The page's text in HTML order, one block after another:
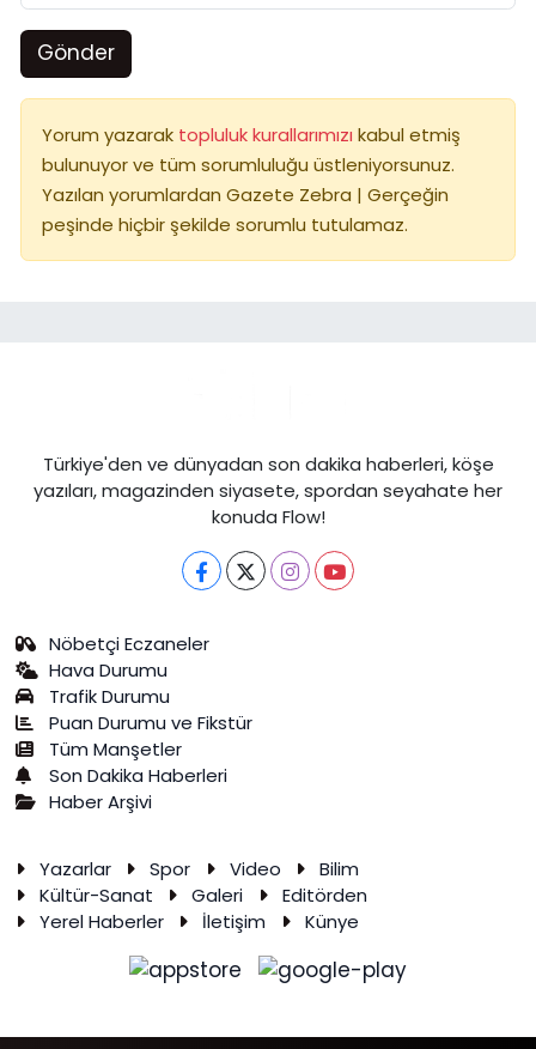
Gönder
Yorum yazarak topluluk kurallarımızı kabul etmiş
bulunuyor ve tüm sorumluluğu üstleniyorsunuz.
Yazılan yorumlardan Gazete Zebra | Gerçeğin
peşinde hiçbir şekilde sorumlu tutulamaz.
Türkiye'den ve dünyadan son dakika haberleri, köşe
yazıları, magazinden siyasete, spordan seyahate her
konuda Flow!
Nöbetçi Eczaneler
Hava Durumu
Trafik Durumu
Puan Durumu ve Fikstür
Tüm Manşetler
Son Dakika Haberleri
Haber Arşivi
Yazarlar Spor Video
Bilim
Kültür-Sanat
Galeri
Editörden
Yerel Haberler
İletişim Künye